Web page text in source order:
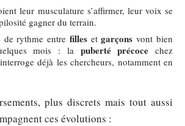
leur musculature s’affirmer, leur voix se
gagner du terrain.
de rythme entre fillesetgarçons vont bien
mois : la puberté précoce chez
interroge déjà les chercheurs, notamment en
plus discrets mais tout aussi
ces évolutions :